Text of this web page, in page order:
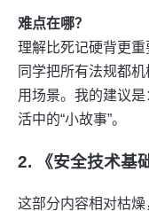
难点在哪？
理解比死记硬背更
同学把所有法规都
用场景。我的建议
活中的“小故事”。
2. 《安全技术
这部分内容相对枯